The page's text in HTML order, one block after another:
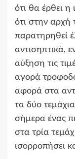
ότι θα έρθει η
ότι στην αρχή
παρατηρηθεί
αντισηπτικά,
αύξηση τις
αγορά
αφορά στα
τα δύο
σήμερα ένας
στα τρία
ισορροπήσει